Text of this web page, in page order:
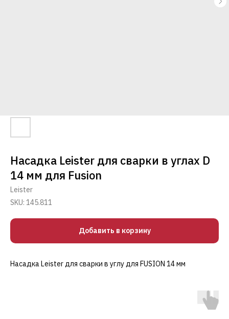
Насадка Leister для сварки в углах D
14 мм для Fusion
Leister
SKU: 145.811
Добавить в корзину
Насадка Leister для сварки в углу для FUSION 14 мм